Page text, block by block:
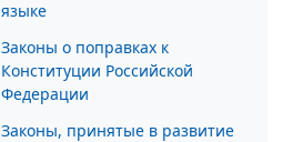
языке
Законы о поправках к
Конституции Российской
Федерации
Законы, принятые в развитие